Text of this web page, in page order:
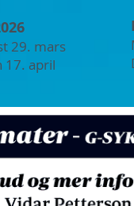
29. mars
17. april